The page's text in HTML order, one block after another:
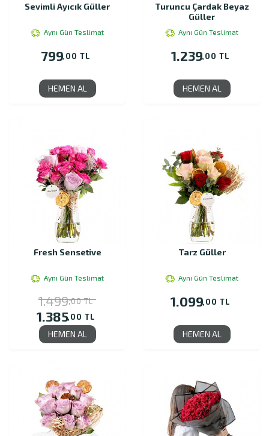
Sevimli Ayıcık Güller
Aynı Gün Teslimat
799,00 TL
HEMEN AL
Turuncu Çardak Beyaz
Güller
Aynı Gün Teslimat
1.239,00 TL
HEMEN AL
Fresh Sensetive
Aynı Gün Teslimat
1.499,00 TL
1.385,00 TL
HEMEN AL
Tarz Güller
Aynı Gün Teslimat
1.099,00 TL
HEMEN AL